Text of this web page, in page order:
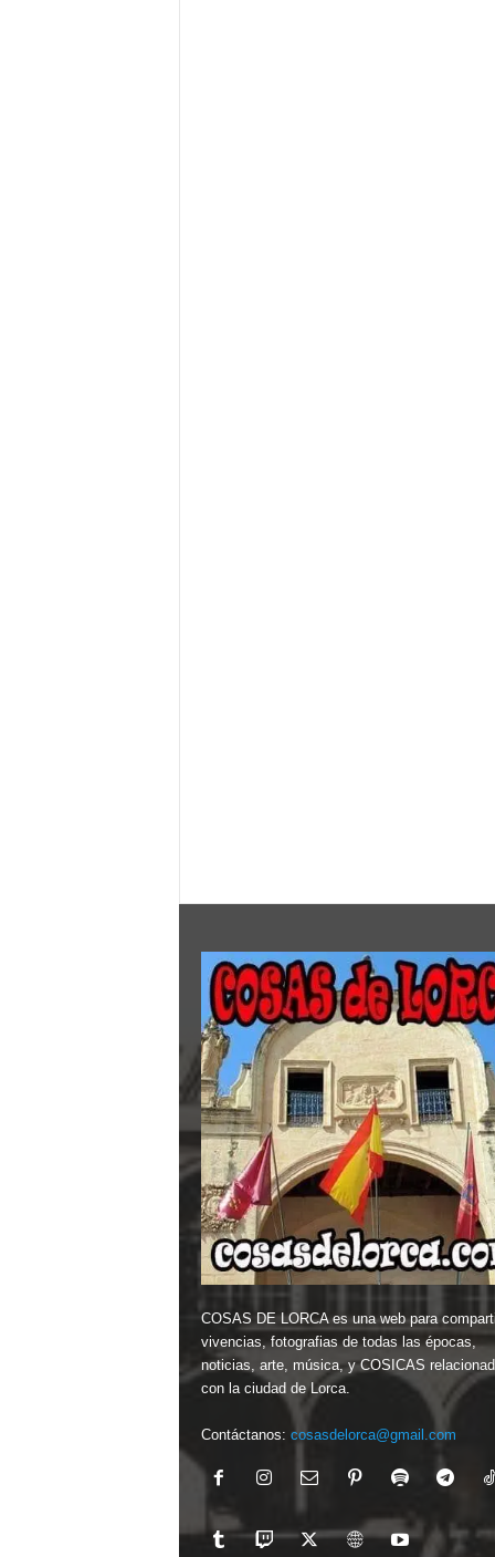
COSAS DE LORCA es una web para
vivencias, fotografias de todas las épocas,
noticias, arte, música, y COSICAS
con la ciudad de Lorca.
Contáctanos: cosasdelorca@gmail.com